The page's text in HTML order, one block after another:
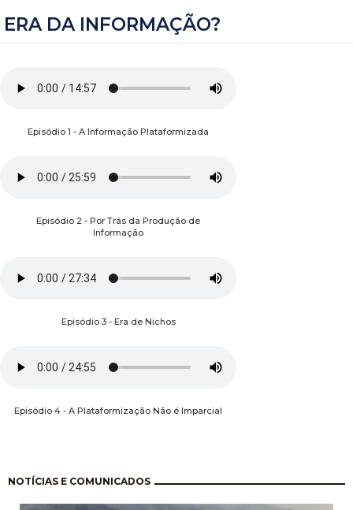
ERA DA INFORMAÇÃO?
Episódio 1 - A Informação Plataformizada
Episódio 2 - Por Trás da Produção de
Informação
Episódio 3 - Era de Nichos
Episódio 4 - A Plataformização Não é Imparcial
NOTÍCIAS E COMUNICADOS
Pagination